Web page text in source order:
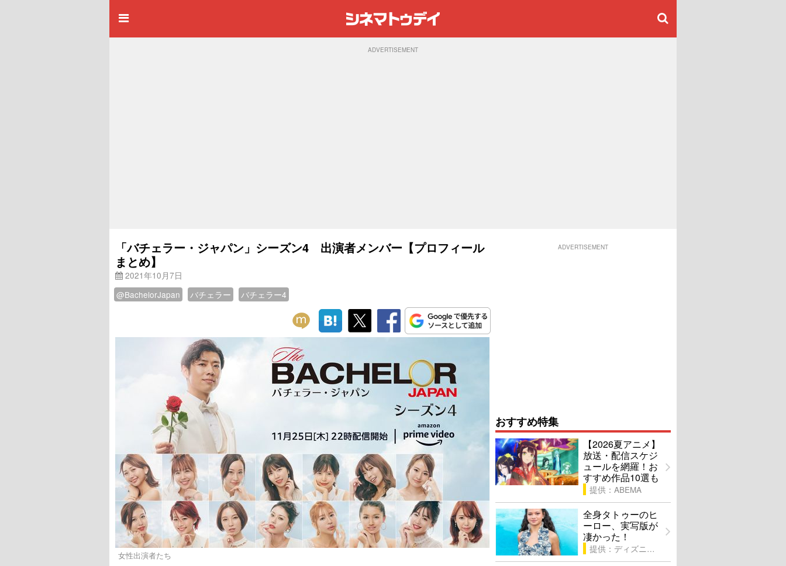
ADVERTISEMENT
「バチェラー・ジャパン」シーズン4 出演者メンバー【プロフィール
まとめ】
2021年10月7日
@BachelorJapan
バチェラー バチェラー4
女性出演者たち
ADVERTISEMENT
おすすめ特集
【2026夏アニメ】
放送・配信スケジ
ュールを網羅！お
すすめ作品10選も
提供：ABEMA
全身タトゥーのヒ
ーロー、実写版が
凄かった！
提供：ディズニー